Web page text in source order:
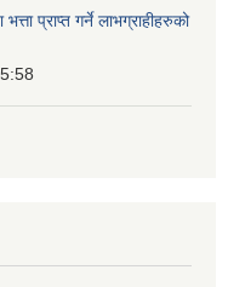
प्राप्त गर्ने लाभग्राहीहरुको